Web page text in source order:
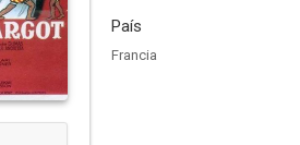
País
Francia